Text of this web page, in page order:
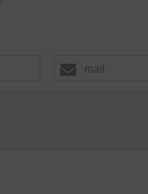
mail